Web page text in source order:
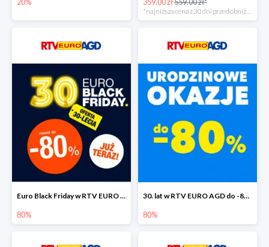
20% 359.00 zł559.00 zł*
*najniższa cena z 30 dni przed obniżką
Euro Black Friday w RTV EURO AGD do -80%
80%
30. lat w RTV EURO AGD do -80%
80%